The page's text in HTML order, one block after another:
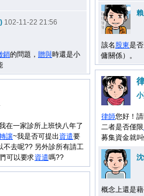
102-11-22 21:56
銷的問題， 贈與時還是小
該名 股東是
傭關係）。
律師您好！
二者是否僅限
募集資金就
概念上還是
在一家診所上班快八年了
讓~我是否可提出資遣要
不去呢?? 另外診所有請工
可以要求資遣嗎??